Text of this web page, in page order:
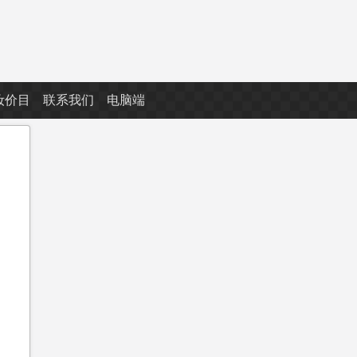
价目 联系我们 电脑端